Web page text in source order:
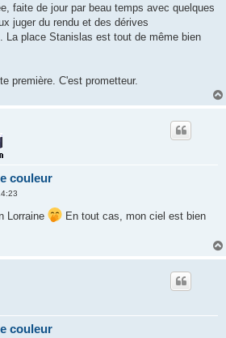
faite de jour par beau temps avec quelques
juger du rendu et des dérives
La place Stanislas est tout de même bien
première. C'est prometteur.
couleur
Lorraine
En tout cas, mon ciel est bien
couleur